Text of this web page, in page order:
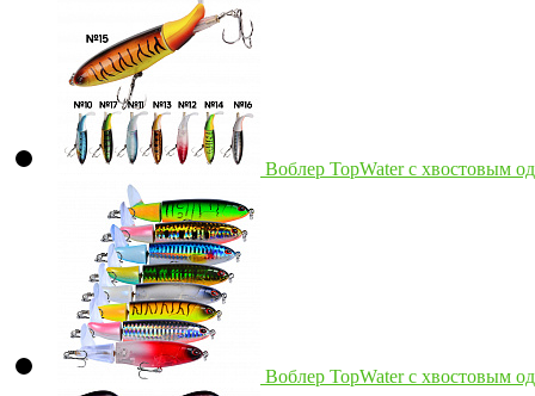
Воблер TopWater с хвостовым
Воблер TopWater с хвостовым